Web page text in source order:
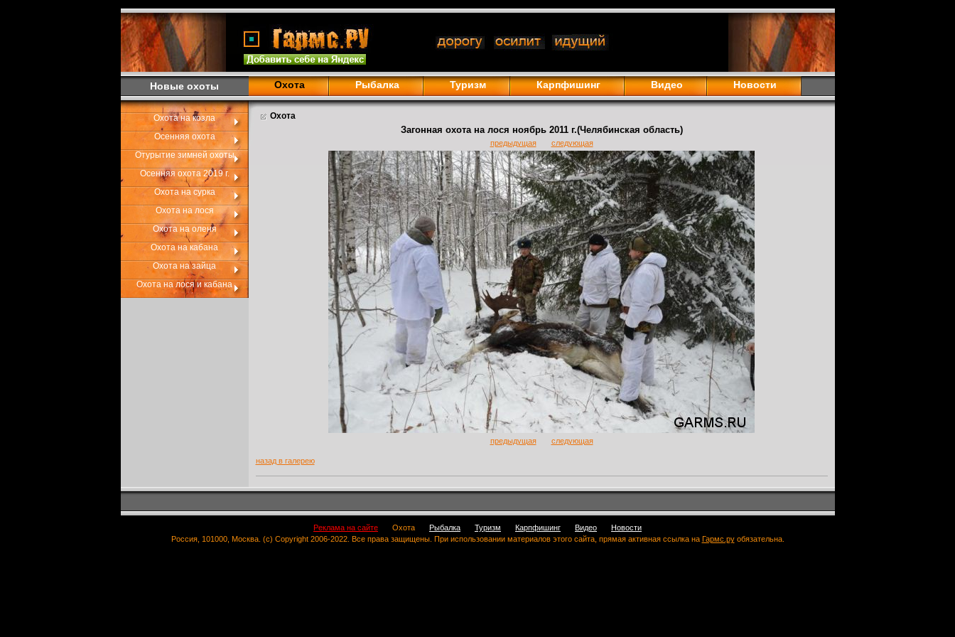
Новые охоты Охота Рыбалка Туризм Карпфишинг Видео Новости
Охота на козла
Осенняя охота
Отурытие зимней охоты
Осенняя охота 2019 г.
Охота на сурка
Охота на лося
Охота на оленя
Охота на кабана
Охота на зайца
Охота на лося и кабана
Охота
Загонная охота на лося ноябрь 2011 г.(Челябинская область)
предыдущая следующая
предыдущая следующая
назад в галерею
Реклама на сайте Охота Рыбалка Туризм Карпфишинг Видео
Новости
Россия, 101000, Москва. (c) Copyright 2006-2022. Все права защищены. При использовании материалов этого сайта, прямая активная ссылка на Гармс.руобязательна.